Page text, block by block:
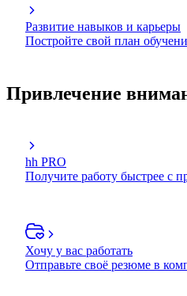
Развитие навыков и карьеры
Постройте свой план
Привлечение
hh PRO
Получите работу быстрее с
Хочу у вас работать
Отправьте своё резюме в